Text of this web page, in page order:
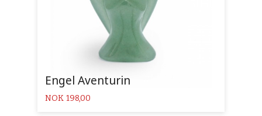
Engel Aventurin
Pris
NOK 198,00